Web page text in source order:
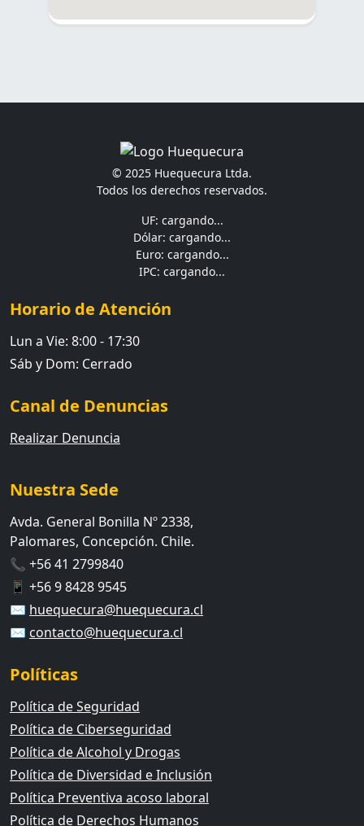
© 2025 Huequecura Ltda.
Todos los derechos reservados.
UF: cargando...
Dólar: cargando...
Euro: cargando...
IPC: cargando...
Horario de Atención
Lun a Vie: 8:00 - 17:30
Sáb y Dom: Cerrado
Canal de Denuncias
Realizar Denuncia
Nuestra Sede
Avda. General Bonilla Nº 2338,
Palomares, Concepción. Chile.
📞 +56 41 2799840
📱 +56 9 8428 9545
✉️ huequecura@huequecura.cl
✉️ contacto@huequecura.cl
Políticas
Política de Seguridad
Política de Ciberseguridad
Política de Alcohol y Drogas
Política de Diversidad e Inclusión
Política Preventiva acoso laboral
Política de Derechos Humanos